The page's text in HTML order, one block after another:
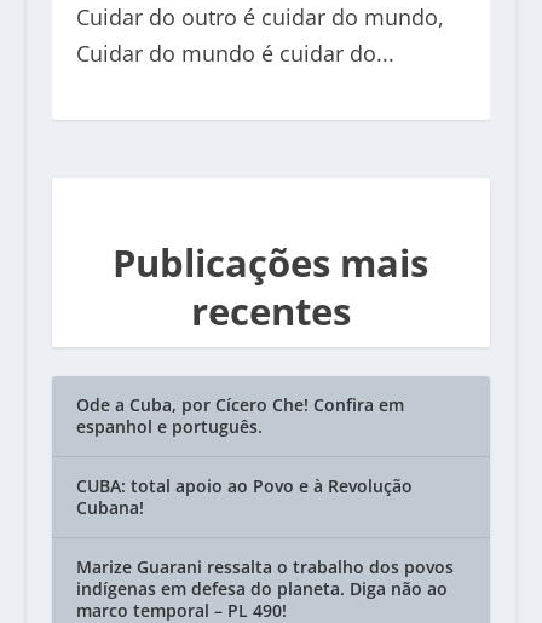
Cuidar do outro é cuidar do mundo,
Cuidar do mundo é cuidar do...
Publicações mais
recentes
Ode a Cuba, por Cícero Che! Confira em
espanhol e português.
CUBA: total apoio ao Povo e à Revolução
Cubana!
Marize Guarani ressalta o trabalho dos povos
indígenas em defesa do planeta. Diga não ao
marco temporal – PL 490!